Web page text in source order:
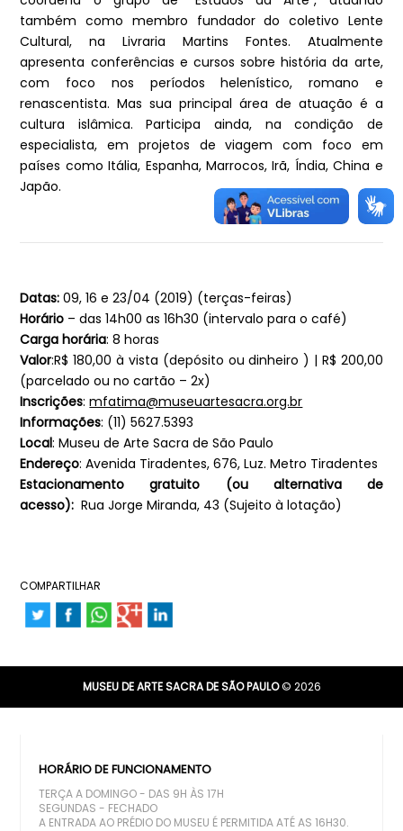
também como membro fundador do coletivo Lente
Cultural, na Livraria Martins Fontes. Atualmente
apresenta conferências e cursos sobre história da arte,
com foco nos períodos helenístico, romano e
renascentista. Mas sua principal área de atuação é a
cultura islâmica. Participa ainda, na condição de
especialista, em projetos de viagem com foco em
países como Itália, Espanha, Marrocos, Irã, Índia, China e
Japão.
Datas:09, 16 e 23/04 (2019) (terças-feiras)
Horário – das 14h00 as 16h30 (intervalo para o café)
Carga horária: 8 horas
Valor:R$ 180,00 à vista (depósito ou dinheiro ) | R$ 200,00
(parcelado ou no cartão – 2x)
Inscrições:mfatima@museuartesacra.org.br
Informações: (11) 5627.5393
Local: Museu de Arte Sacra de São Paulo
Endereço: Avenida Tiradentes, 676, Luz. Metro Tiradentes
Estacionamento gratuito (ou alternativa de
acesso): Rua Jorge Miranda, 43 (Sujeito à lotação)
COMPARTILHAR
MUSEU DE ARTE SACRA DE SÃO PAULO© 2026
HORÁRIO DE FUNCIONAMENTO
TERÇA A DOMINGO - DAS 9H ÀS 17H
SEGUNDAS - FECHADO
A ENTRADA AO PRÉDIO DO MUSEU É PERMITIDA ATÉ AS 16H30.